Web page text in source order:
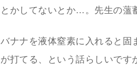
とかしてないとか…。先生の薀
バナナを液体窒素に入れると固
が打てる、という話らしいです